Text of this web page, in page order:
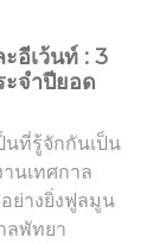
อีเว้นท์ : 3
ะจำปียอด
นที่รู้จักกันเป็น
านเทศกาล
ย่างยิ่งฟูลมูน
ลพัทยา